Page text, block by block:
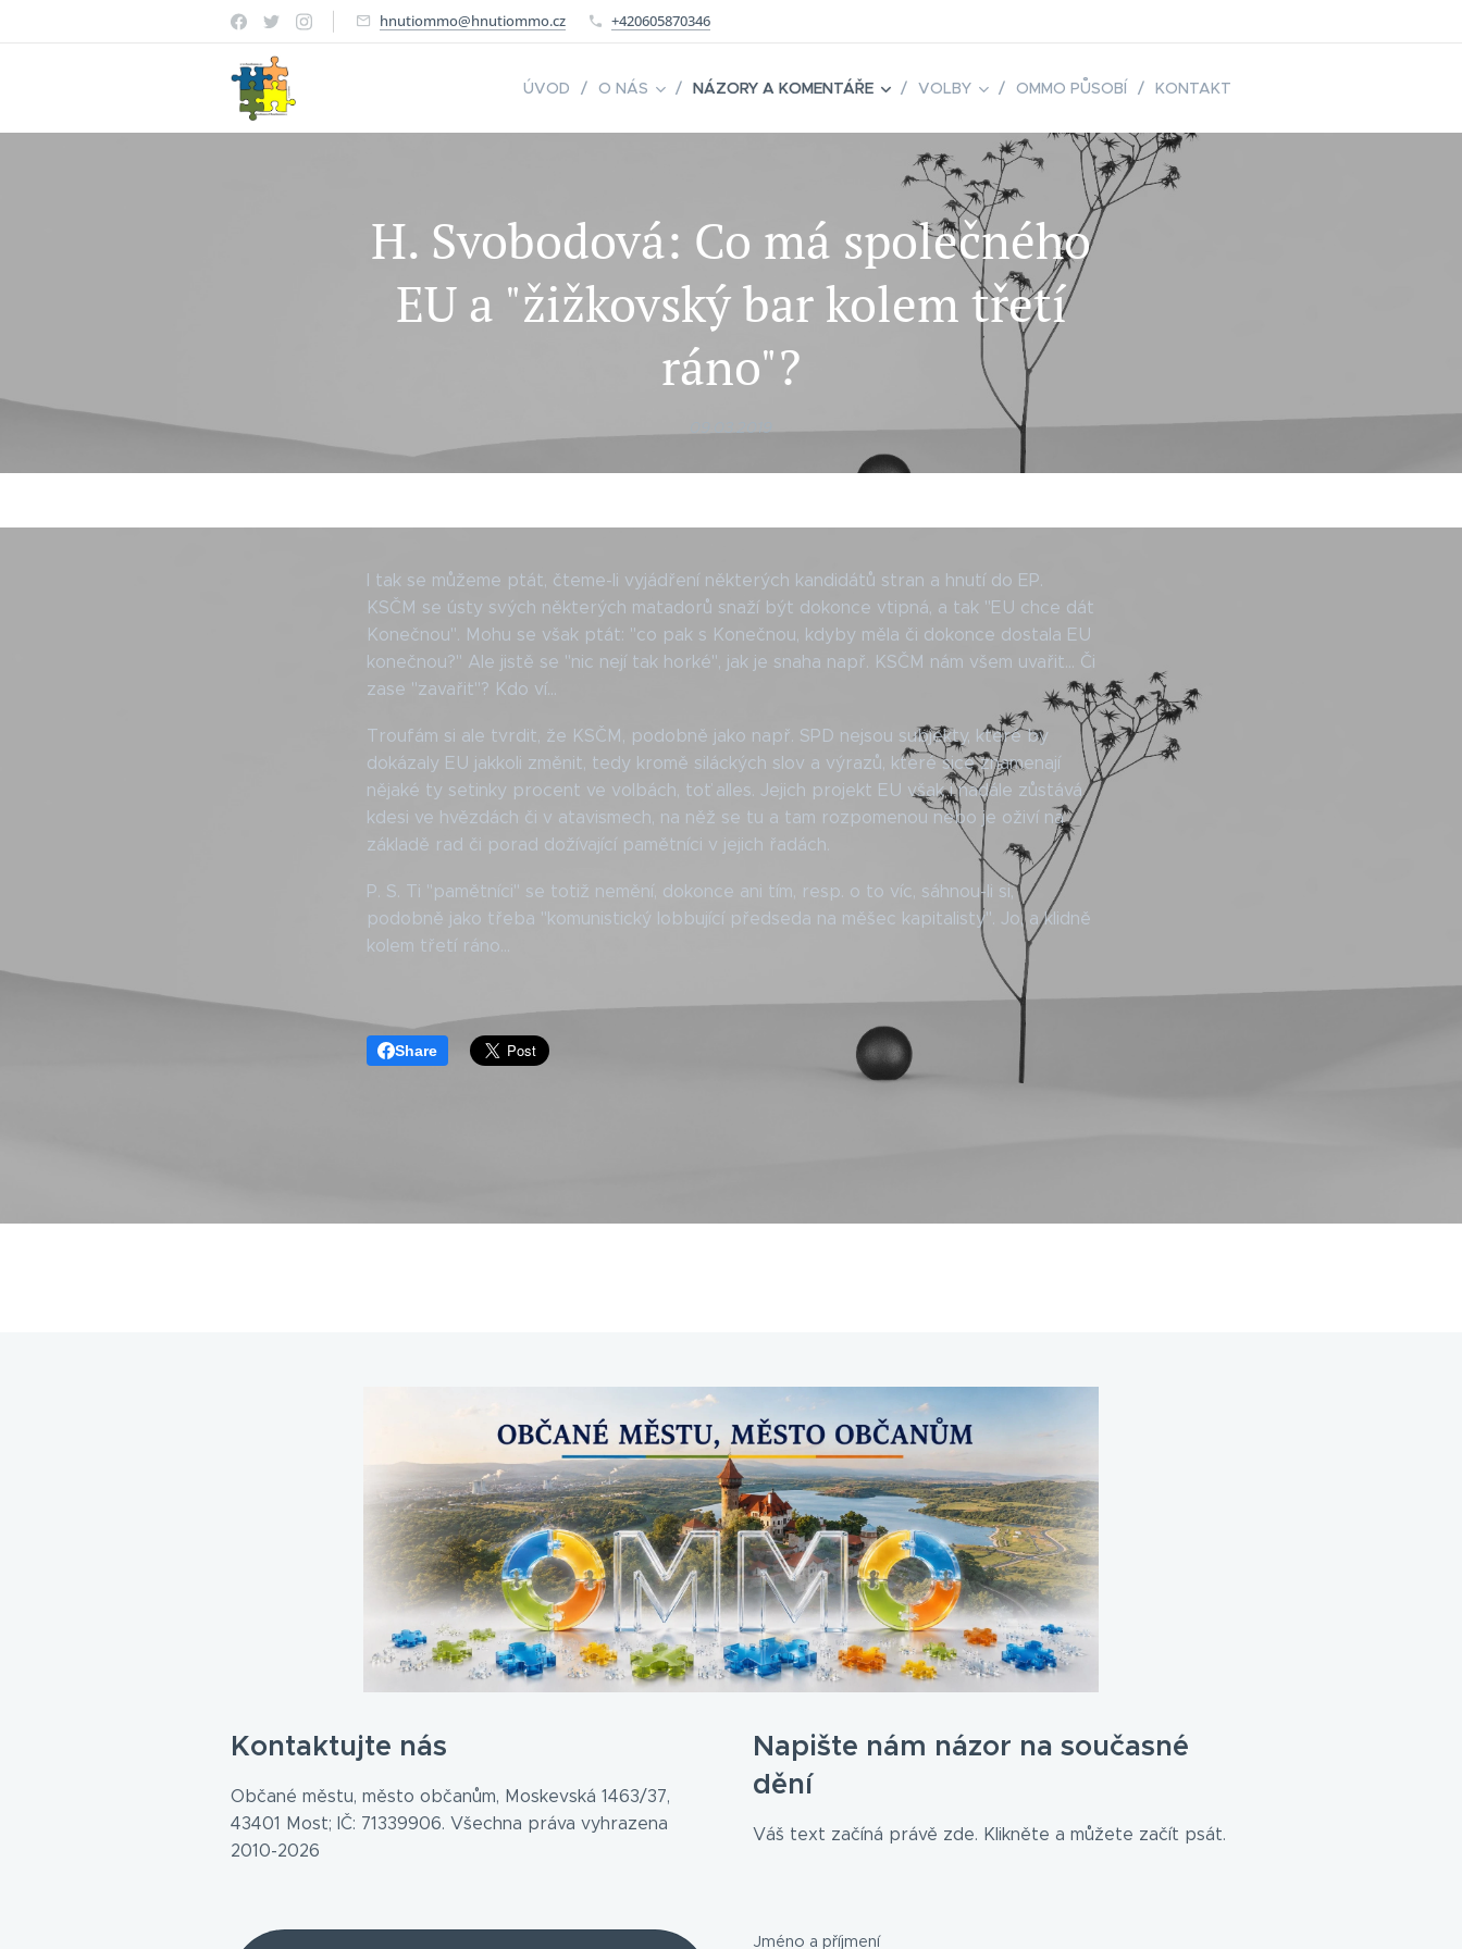
hnutiommo@hnutiommo.cz +420605870346
ÚVOD O NÁS NÁZORY A KOMENTÁŘE VOLBY OMMO PŮSOBÍ KONTAKT
H. Svobodová: Co má společného
EU a "žižkovský bar kolem třetí
ráno"?
09.03.2019
I tak se můžeme ptát, čteme-li vyjádření některých kandidátů stran a hnutí do EP.
KSČM se ústy svých některých matadorů snaží být dokonce vtipná, a tak "EU chce dát
Konečnou". Mohu se však ptát: "co pak s Konečnou, kdyby měla či dokonce dostala EU
konečnou?" Ale jistě se "nic nejí tak horké", jak je snaha např. KSČM nám všem uvařit... Či
zase "zavařit"? Kdo ví...
Troufám si ale tvrdit, že KSČM, podobně jako např. SPD nejsou subjekty, které by
dokázaly EU jakkoli změnit, tedy kromě siláckých slov a výrazů, které sice znamenají
nějaké ty setinky procent ve volbách, toť alles. Jejich projekt EU však i nadále zůstává
kdesi ve hvězdách či v atavismech, na něž se tu a tam rozpomenou nebo je oživí na
základě rad či porad dožívající pamětníci v jejich řadách.
P. S. Ti "pamětníci" se totiž nemění, dokonce ani tím, resp. o to víc, sáhnou-li si,
podobně jako třeba "komunistický lobbující předseda na měšec kapitalisty". Jo, a klidně
kolem třetí ráno...
Share
Kontaktujte nás
Občané městu, město občanům, Moskevská 1463/37,
43401 Most; IČ: 71339906. Všechna práva vyhrazena
2010-2026
Napište nám názor na současné
dění
Váš text začíná právě zde. Klikněte a můžete začít psát.
Jméno a příjmení